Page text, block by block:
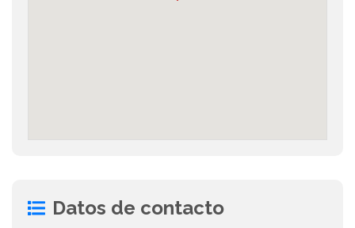
Datos de contacto